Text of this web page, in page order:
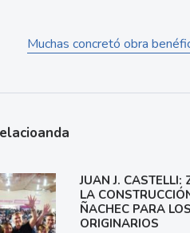
Muchas concretó obra
JUAN J. CASTELLI:
LA
ÑACHEC PARA
ORIGINARIOS